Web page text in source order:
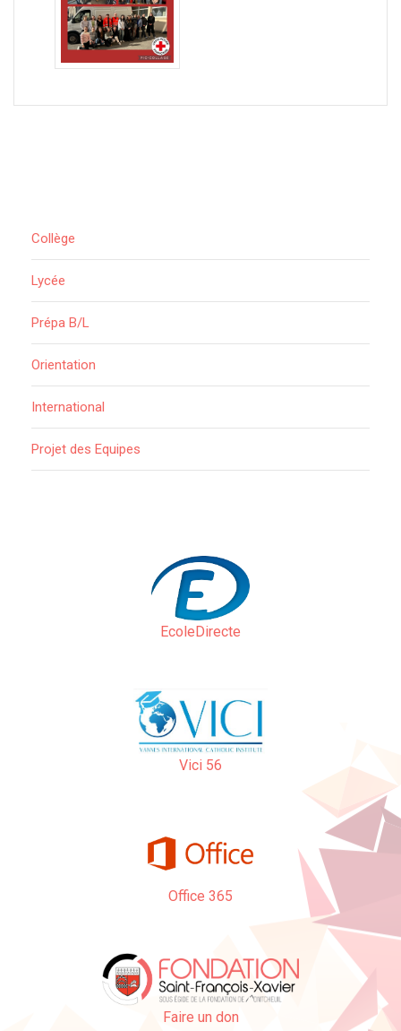
Collège
Lycée
Prépa B/L
Orientation
International
Projet des Equipes
EcoleDirecte
Vici 56
Office 365
Faire un don